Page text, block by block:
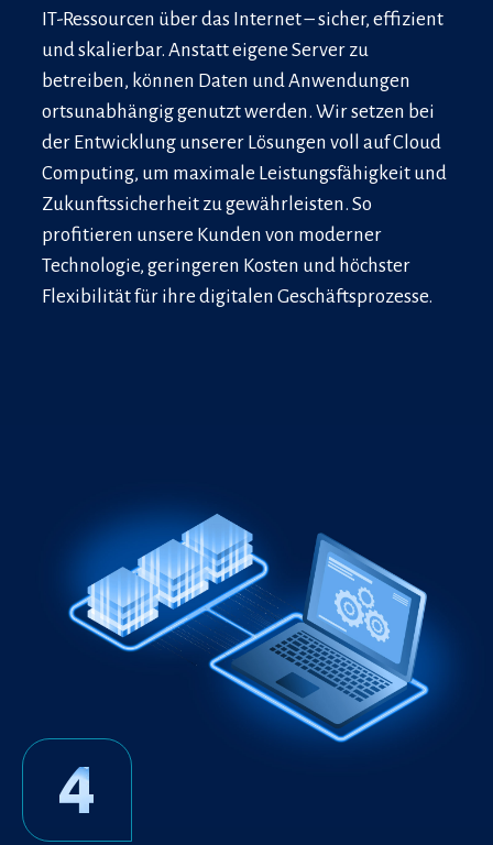
IT-Ressourcen über das Internet – sicher, effizient
und skalierbar. Anstatt eigene Server zu
betreiben, können Daten und Anwendungen
ortsunabhängig genutzt werden. Wir setzen bei
der Entwicklung unserer Lösungen voll auf Cloud
Computing, um maximale Leistungsfähigkeit und
Zukunftssicherheit zu gewährleisten. So
profitieren unsere Kunden von moderner
Technologie, geringeren Kosten und höchster
Flexibilität für ihre digitalen Geschäftsprozesse.
4